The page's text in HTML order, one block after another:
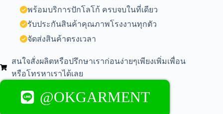
พร้อมบริการปักโลโก้ ครบจบในที่เดียว
รับประกันสินค้าคุณภาพโรงงานทุกตัว
จัดส่งสินค้าตรงเวลา
สนใจสั่งผลิตหรือปรึกษาเราก่อนง่ายๆเพียงเพิ่มเพื่อน
หรือโทรหาเราได้เลย
@OKGARMENT